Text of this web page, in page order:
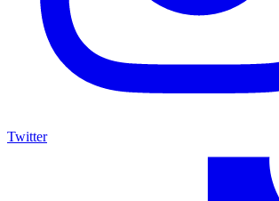
Twitter